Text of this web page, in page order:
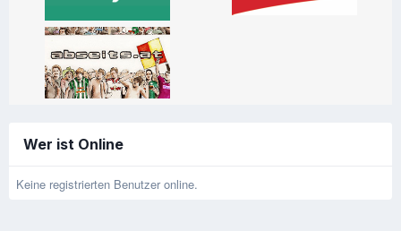
Wer ist Online
Keine registrierten Benutzer online.